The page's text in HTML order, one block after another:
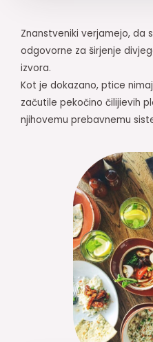
Znanstveniki verjamejo, da
odgovorne za širjenje
izvora.
Kot je dokazano, ptice
začutile pekočino čilijievih
njihovemu prebavnemu